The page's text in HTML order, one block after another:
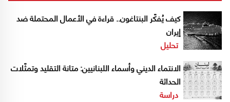
كيف يُفكّر البنتاغون.. قراءة في الأعمال المحتملة ضد
إيران
تحليل
الانتماء الديني وأسماء اللبنانيين: متانة التقليد وتمثّلات
الحداثة
دراسة